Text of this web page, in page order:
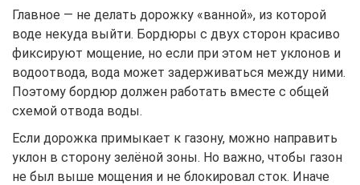
Главное — не делать дорожку «ванной», из которой
воде некуда выйти. Бордюры с двух сторон красиво
фиксируют мощение, но если при этом нет уклонов и
водоотвода, вода может задерживаться между ними.
Поэтому бордюр должен работать вместе с общей
схемой отвода воды.
Если дорожка примыкает к газону, можно направить
уклон в сторону зелёной зоны. Но важно, чтобы газон
не был выше мощения и не блокировал сток. Иначе